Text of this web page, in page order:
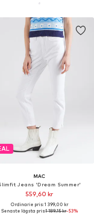
MAC
Jeans 'Dream Summer'
559,60 kr
Ordinarie pris: 1 399,00 kr
Senaste lägsta pris:1 189,15 kr-53%